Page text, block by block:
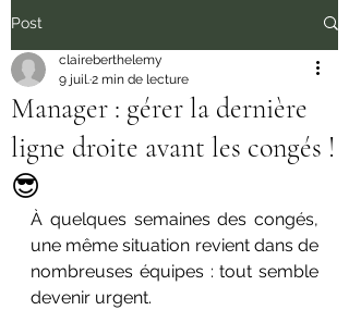
Post
Manager : gérer la dernière
ligne droite avant les congés !
😎
claireberthelemy
9 juil.2 min de lecture
À quelques semaines des congés,
une même situation revient dans de
nombreuses équipes : tout semble
devenir urgent.